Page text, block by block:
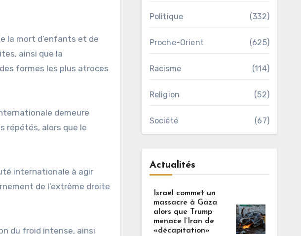
la mort d’enfants et de
ainsi que la
formes les plus atroces
demeure
répétés, alors que le
internationale à agir
de l’extrême droite
du froid intense, ainsi
Politique (332)
Proche-Orient (625)
Racisme (114)
Religion (52)
Société (67)
Actualités
Israël commet un
massacre à Gaza
alors que Trump
menace l’Iran de
«décapitation»